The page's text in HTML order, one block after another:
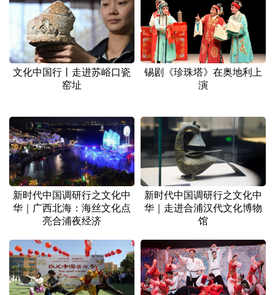
文化中国行丨走进苏峪口瓷
窑址
锡剧《珍珠塔》在奥地利上
演
新时代中国调研行之文化中
华｜广西北海：海丝文化点
亮合浦夜经济
新时代中国调研行之文化中
华｜走进合浦汉代文化博物
馆